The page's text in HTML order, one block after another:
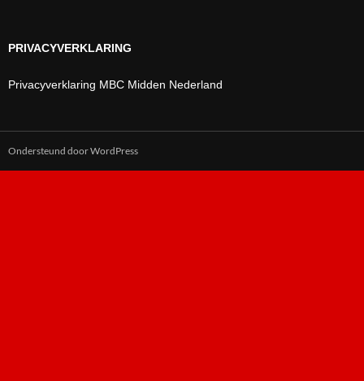
PRIVACYVERKLARING
Privacyverklaring MBC Midden Nederland
Ondersteund door WordPress